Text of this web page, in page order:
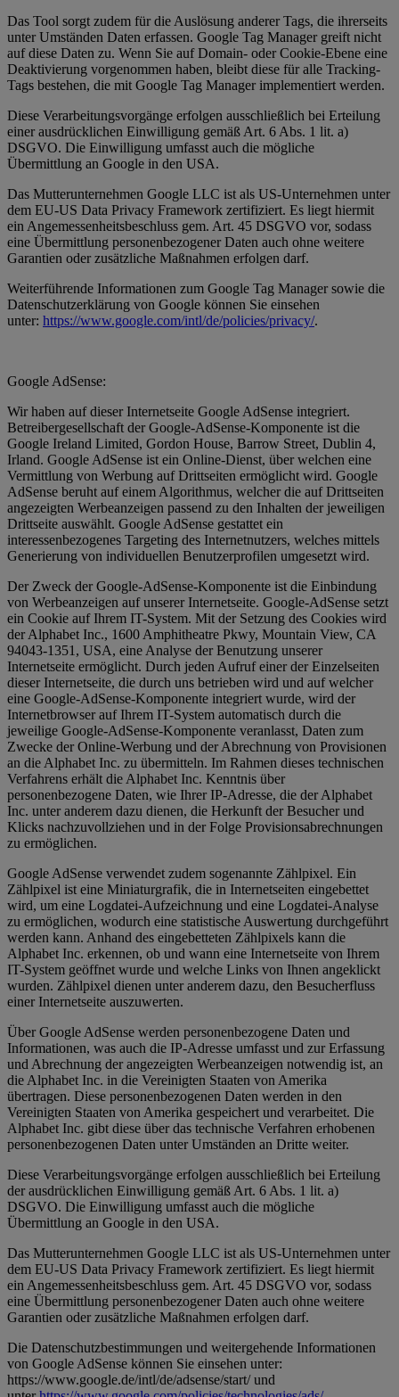
Das Tool sorgt zudem für die Auslösung anderer Tags, die ihrerseits
unter Umständen Daten erfassen. Google Tag Manager greift nicht
auf diese Daten zu. Wenn Sie auf Domain- oder Cookie-Ebene eine
Deaktivierung vorgenommen haben, bleibt diese für alle Tracking-
Tags bestehen, die mit Google Tag Manager implementiert werden.
Diese Verarbeitungsvorgänge erfolgen ausschließlich bei Erteilung
einer ausdrücklichen Einwilligung gemäß Art. 6 Abs. 1 lit. a)
DSGVO. Die Einwilligung umfasst auch die mögliche
Übermittlung an Google in den USA.
Das Mutterunternehmen Google LLC ist als US-Unternehmen unter
dem EU-US Data Privacy Framework zertifiziert. Es liegt hiermit
ein Angemessenheitsbeschluss gem. Art. 45 DSGVO vor, sodass
eine Übermittlung personenbezogener Daten auch ohne weitere
Garantien oder zusätzliche Maßnahmen erfolgen darf.
Weiterführende Informationen zum Google Tag Manager sowie die
Datenschutzerklärung von Google können Sie einsehen
unter: https://www.google.com/intl/de/policies/privacy/.
Google AdSense:
Wir haben auf dieser Internetseite Google AdSense integriert.
Betreibergesellschaft der Google-AdSense-Komponente ist die
Google Ireland Limited, Gordon House, Barrow Street, Dublin 4,
Irland. Google AdSense ist ein Online-Dienst, über welchen eine
Vermittlung von Werbung auf Drittseiten ermöglicht wird. Google
AdSense beruht auf einem Algorithmus, welcher die auf Drittseiten
angezeigten Werbeanzeigen passend zu den Inhalten der jeweiligen
Drittseite auswählt. Google AdSense gestattet ein
interessenbezogenes Targeting des Internetnutzers, welches mittels
Generierung von individuellen Benutzerprofilen umgesetzt wird.
Der Zweck der Google-AdSense-Komponente ist die Einbindung
von Werbeanzeigen auf unserer Internetseite. Google-AdSense setzt
ein Cookie auf Ihrem IT-System. Mit der Setzung des Cookies wird
der Alphabet Inc., 1600 Amphitheatre Pkwy, Mountain View, CA
94043-1351, USA, eine Analyse der Benutzung unserer
Internetseite ermöglicht. Durch jeden Aufruf einer der Einzelseiten
dieser Internetseite, die durch uns betrieben wird und auf welcher
eine Google-AdSense-Komponente integriert wurde, wird der
Internetbrowser auf Ihrem IT-System automatisch durch die
jeweilige Google-AdSense-Komponente veranlasst, Daten zum
Zwecke der Online-Werbung und der Abrechnung von Provisionen
an die Alphabet Inc. zu übermitteln. Im Rahmen dieses technischen
Verfahrens erhält die Alphabet Inc. Kenntnis über
personenbezogene Daten, wie Ihrer IP-Adresse, die der Alphabet
Inc. unter anderem dazu dienen, die Herkunft der Besucher und
Klicks nachzuvollziehen und in der Folge Provisionsabrechnungen
zu ermöglichen.
Google AdSense verwendet zudem sogenannte Zählpixel. Ein
Zählpixel ist eine Miniaturgrafik, die in Internetseiten eingebettet
wird, um eine Logdatei-Aufzeichnung und eine Logdatei-Analyse
zu ermöglichen, wodurch eine statistische Auswertung durchgeführt
werden kann. Anhand des eingebetteten Zählpixels kann die
Alphabet Inc. erkennen, ob und wann eine Internetseite von Ihrem
IT-System geöffnet wurde und welche Links von Ihnen angeklickt
wurden. Zählpixel dienen unter anderem dazu, den Besucherfluss
einer Internetseite auszuwerten.
Über Google AdSense werden personenbezogene Daten und
Informationen, was auch die IP-Adresse umfasst und zur Erfassung
und Abrechnung der angezeigten Werbeanzeigen notwendig ist, an
die Alphabet Inc. in die Vereinigten Staaten von Amerika
übertragen. Diese personenbezogenen Daten werden in den
Vereinigten Staaten von Amerika gespeichert und verarbeitet. Die
Alphabet Inc. gibt diese über das technische Verfahren erhobenen
personenbezogenen Daten unter Umständen an Dritte weiter.
Diese Verarbeitungsvorgänge erfolgen ausschließlich bei Erteilung
der ausdrücklichen Einwilligung gemäß Art. 6 Abs. 1 lit. a)
DSGVO. Die Einwilligung umfasst auch die mögliche
Übermittlung an Google in den USA.
Das Mutterunternehmen Google LLC ist als US-Unternehmen unter
dem EU-US Data Privacy Framework zertifiziert. Es liegt hiermit
ein Angemessenheitsbeschluss gem. Art. 45 DSGVO vor, sodass
eine Übermittlung personenbezogener Daten auch ohne weitere
Garantien oder zusätzliche Maßnahmen erfolgen darf.
Die Datenschutzbestimmungen und weitergehende Informationen
von Google AdSense können Sie einsehen unter:
https://www.google.de/intl/de/adsense/start/ und